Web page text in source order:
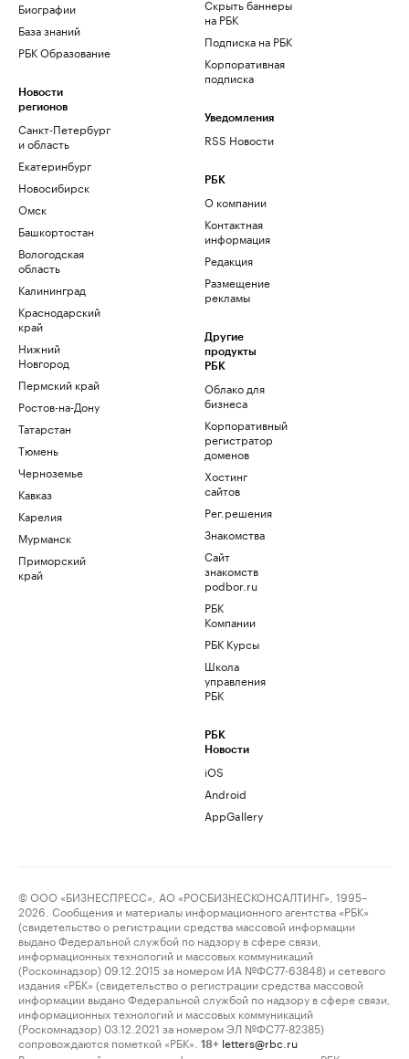
Биографии
База знаний
РБК Образование
Новости
регионов
Санкт-Петербург
и область
Екатеринбург
Новосибирск
Омск
Башкортостан
Вологодская
область
Калининград
Краснодарский
край
Нижний
Новгород
Пермский край
Ростов-на-Дону
Татарстан
Тюмень
Черноземье
Кавказ
Карелия
Мурманск
Приморский
край
Скрыть баннеры
на РБК
Подписка на РБК
Корпоративная
подписка
Уведомления
RSS Новости
РБК
О компании
Контактная
информация
Редакция
Размещение
рекламы
Другие
продукты
РБК
Облако для
бизнеса
Корпоративный
регистратор
доменов
Хостинг
сайтов
Рег.решения
Знакомства
Сайт
знакомств
podbor.ru
РБК
Компании
РБК Курсы
Школа
управления
РБК
РБК
Новости
iOS
Android
AppGallery
© ООО «БИЗНЕСПРЕСС», АО «РОСБИЗНЕСКОНСАЛТИНГ», 1995–
2026. Сообщения и материалы информационного агентства «РБК»
(свидетельство о регистрации средства массовой информации
выдано Федеральной службой по надзору в сфере связи,
информационных технологий и массовых коммуникаций
(Роскомнадзор) 09.12.2015 за номером ИА №ФС77-63848) и сетевого
издания «РБК» (свидетельство о регистрации средства массовой
информации выдано Федеральной службой по надзору в сфере связи,
информационных технологий и массовых коммуникаций
(Роскомнадзор) 03.12.2021 за номером ЭЛ №ФС77-82385)
сопровождаются пометкой «РБК».
18+ letters@rbc.ru